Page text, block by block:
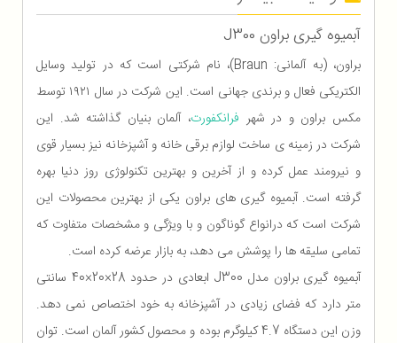
آبمیوه گیری براون J300
براون، (به آلمانی: Braun)، نام شرکتی است که در تولید وسایل
الکتریکی فعال و برندی جهانی است. این شرکت در سال ۱۹۲۱ توسط
مکس براون و در شهر فرانکفورت، آلمان بنیان گذاشته شد. این
شرکت در زمینه ی ساخت لوازم برقی خانه و آشپزخانه نیز بسیار قوی
و نیرومند عمل کرده و از آخرین و بهترین تکنولوژی روز دنیا بهره
گرفته است. آبمیوه گیری های براون یکی از بهترین محصولات این
شرکت است که درانواع گوناگون و با ویژگی و مشخصات متفاوت که
تمامی سلیقه ها را پوشش می دهد، به بازار عرضه کرده است.
آبمیوه گیری براون مدل J300 ابعادی در حدود 28×20×40 سانتی
متر دارد که فضای زیادی در آشپزخانه به خود اختصاص نمی دهد.
وزن این دستگاه 4.7 کیلوگرم بوده و محصول کشور آلمان است. توان